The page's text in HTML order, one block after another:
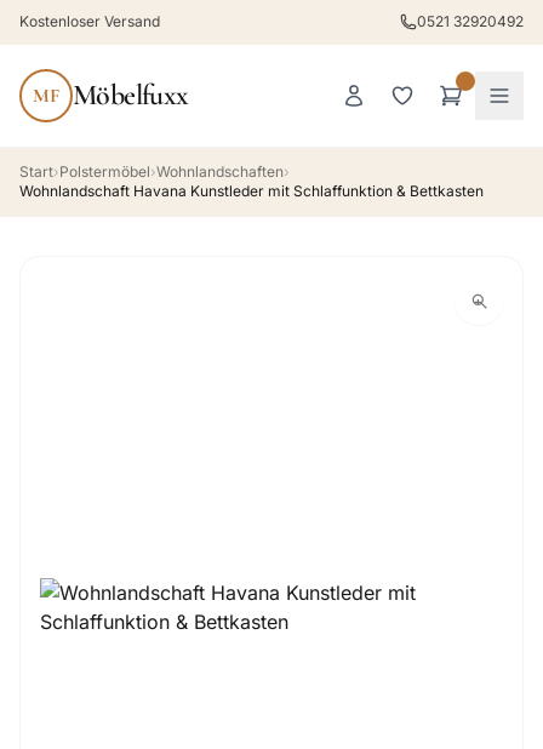
Kostenloser Versand 0521 32920492
MF Möbelfuxx
Start›Polstermöbel›Wohnlandschaften›
Wohnlandschaft Havana Kunstleder mit Schlaffunktion & Bettkasten